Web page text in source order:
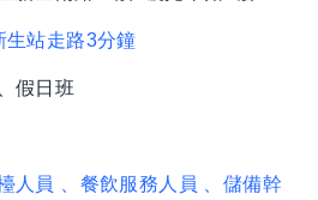
生站走路3分鐘
假日班
人員 、餐飲服務人員
、儲備幹